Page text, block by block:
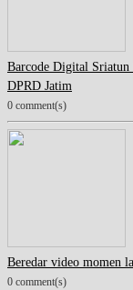
Barcode Digital Sriatun
DPRD Jatim
0 comment(s)
Beredar video momen
0 comment(s)